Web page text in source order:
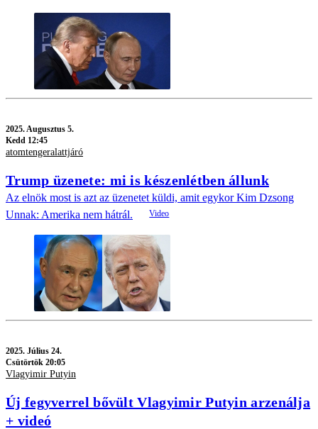
2025.Augusztus 5.
Kedd 12:45
atomtengeralattjáró
Trump üzenete: mi is készenlétben állunk
Az elnök most is azt az üzenetet küldi, amit egykor Kim Dzsong
Unnak: Amerika nem hátrál.
2025. Július 24.
Csütörtök 20:05
Vlagyimir Putyin
Új fegyverrel bővült Vlagyimir Putyin arzenálja
+ videó